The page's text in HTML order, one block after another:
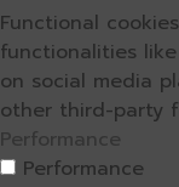
Functional
functionalities
on social media
other third-party
Performance
Performance